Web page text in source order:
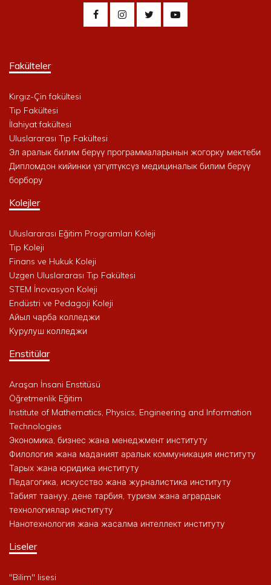
Fakülteler
Kırgız-Çin fakültesi
Tıp Fakültesi
İlahiyat fakültesi
Uluslararası Tıp Fakültesi
Эл аралык билим берүү программаларынын жогорку мектеби
Дипломдон кийинки үзгүлтүксүз медициналык билим берүү
борбору
Kolejler
Uluslararası Eğitim Programları Koleji
Tıp Koleji
Finans ve Hukuk Koleji
Uzgen Uluslararası Tıp Fakültesi
STEM İnovasyon Koleji
Endüstri ve Pedagoji Koleji
Айыл чарба колледжи
Курулуш колледжи
Enstitülar
Araşan İnsani Enstitüsü
Öğretmenlik Eğitim
Institute of Mathematics, Physics, Engineering and Information
Technologies
Экономика, бизнес жана менеджмент институту
Филология жана маданият аралык коммуникация институту
Тарых жана юридика институту
Педагогика, искусство жана журналистика институту
Табият таануу, дене тарбия, туризм жана агрардык
технологиялар институту
Нанотехнология жана жасалма интеллект институту
Liseler
"Bilim" lisesi